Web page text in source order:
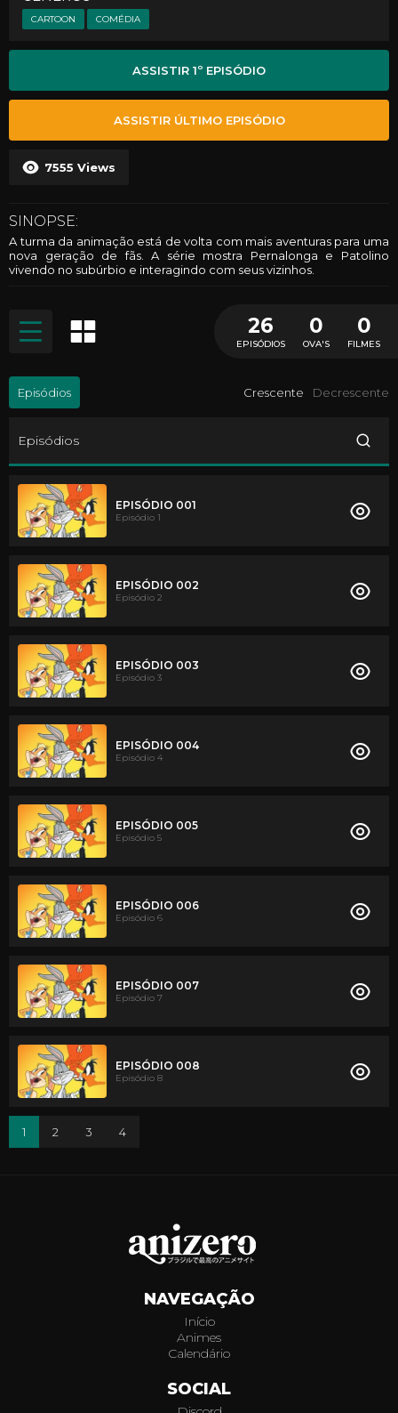
CARTOON COMÉDIA
7555 Views
ASSISTIR 1º EPISÓDIO
ASSISTIR ÚLTIMO EPISÓDIO
SINOPSE:
A turma da animação está de volta com mais aventuras para uma
nova geração de fãs. A série mostra Pernalonga e Patolino
vivendo no subúrbio e interagindo com seus vizinhos.
26
EPISÓDIOS
0
OVA'S
0
FILMES
Episódios Crescente Decrescente
Episódios
EPISÓDIO 001
Episódio 1
EPISÓDIO 002
Episódio 2
EPISÓDIO 003
Episódio 3
EPISÓDIO 004
Episódio 4
EPISÓDIO 005
Episódio 5
EPISÓDIO 006
Episódio 6
EPISÓDIO 007
Episódio 7
EPISÓDIO 008
Episódio 8
1 2 3 4
NAVEGAÇÃO
Início
Animes
Calendário
SOCIAL